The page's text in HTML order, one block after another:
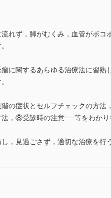
れず，脚がむくみ，血管がボ
に関するあらゆる治療法に習熟
の症状とセルフチェックの方
，⑧受診時の注意──等をわかり
，見過ごさず，適切な治療を行